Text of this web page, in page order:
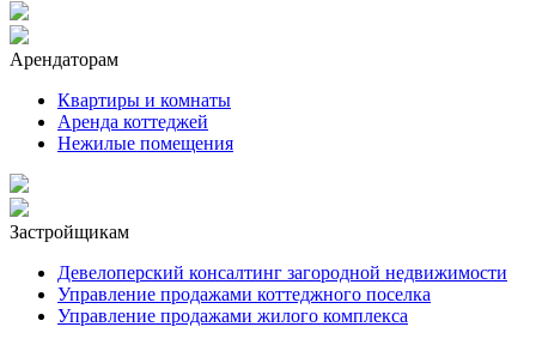
Арендаторам
Квартиры и комнаты
Аренда коттеджей
Нежилые помещения
Застройщикам
Девелоперский консалтинг загородной недвижимости
Управление продажами коттеджного поселка
Управление продажами жилого комплекса